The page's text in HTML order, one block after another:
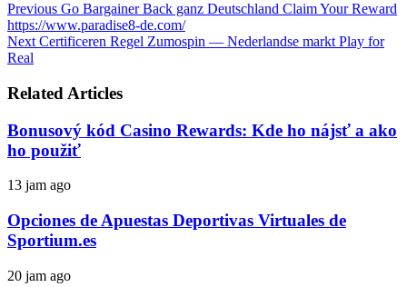
Previous Go Bargainer Back ganz Deutschland Claim Your Reward
https://www.paradise8-de.com/
Next Certificeren Regel Zumospin — Nederlandse markt Play for
Real
Related Articles
Bonusový kód Casino Rewards: Kde ho nájsť a ako
ho použiť
13 jam ago
Opciones de Apuestas Deportivas Virtuales de
Sportium.es
20 jam ago